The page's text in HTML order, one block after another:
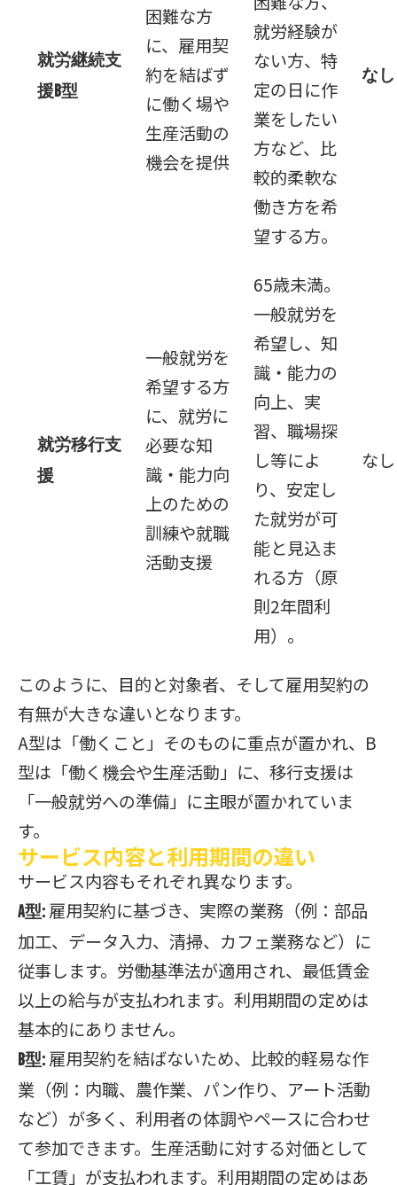
就労継続支
援B型
困難な方
に、雇用契
約を結ばず
に働く場や
生産活動の
機会を提供
就労経験が
ない方、特
定の日に作
業をしたい
方など、比
較的柔軟な
働き方を希
望する方。
なし
就労移行支
援
一般就労を
希望する方
に、就労に
必要な知
識・能力向
上のための
訓練や就職
活動支援
65歳未満。
一般就労を
希望し、知
識・能力の
向上、実
習、職場探
し等によ
り、安定し
た就労が可
能と見込ま
れる方（原
則2年間利
用）。
なし
このように、目的と対象者、そして雇用契約の
有無が大きな違いとなります。
A型は「働くこと」そのものに重点が置かれ、B
型は「働く機会や生産活動」に、移行支援は
「一般就労への準備」に主眼が置かれていま
す。
サービス内容と利用期間の違い
サービス内容もそれぞれ異なります。
A型: 雇用契約に基づき、実際の業務（例：部品
加工、データ入力、清掃、カフェ業務など）に
従事します。労働基準法が適用され、最低賃金
以上の給与が支払われます。利用期間の定めは
基本的にありません。
B型: 雇用契約を結ばないため、比較的軽易な作
業（例：内職、農作業、パン作り、アート活動
など）が多く、利用者の体調やペースに合わせ
て参加できます。生産活動に対する対価として
「工賃」が支払われます。利用期間の定めはあ